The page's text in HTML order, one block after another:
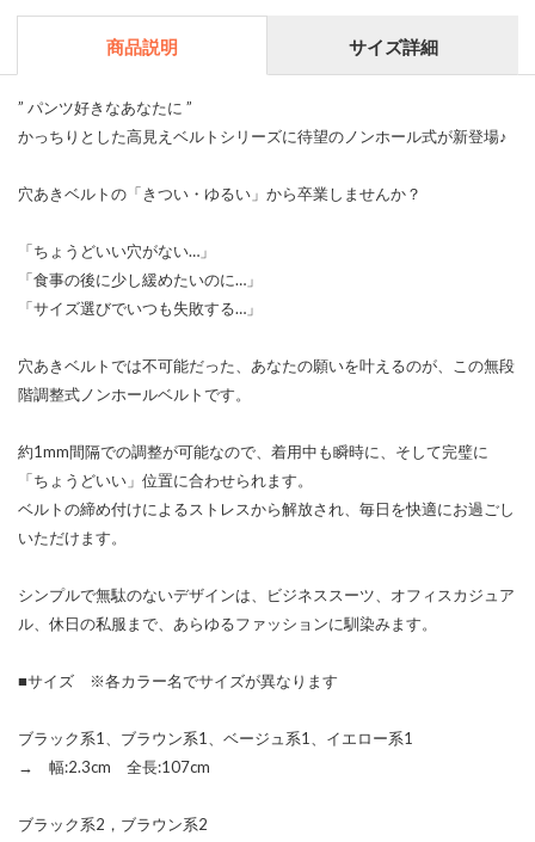
商品説明 サイズ詳細
” パンツ好きなあなたに ”
かっちりとした高見えベルトシリーズに待望のノンホール式が新登場♪
穴あきベルトの「きつい・ゆるい」から卒業しませんか？
「ちょうどいい穴がない…」
「食事の後に少し緩めたいのに…」
「サイズ選びでいつも失敗する…」
穴あきベルトでは不可能だった、あなたの願いを叶えるのが、この無段
階調整式ノンホールベルトです。
約1mm間隔での調整が可能なので、着用中も瞬時に、そして完璧に
「ちょうどいい」位置に合わせられます。
ベルトの締め付けによるストレスから解放され、毎日を快適にお過ごし
いただけます。
シンプルで無駄のないデザインは、ビジネススーツ、オフィスカジュア
ル、休日の私服まで、あらゆるファッションに馴染みます。
■サイズ ※各カラー名でサイズが異なります
ブラック系1、ブラウン系1、ベージュ系1、イエロー系1
→ 幅:2.3cm 全長:107cm
ブラック系2，ブラウン系2